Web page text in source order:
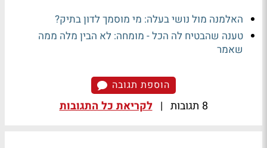
האלמנה מול נושי בעלה: מי מוסמך לדון בתיק?
טענה שהבטיח לה הכל - מומחה: לא הבין מלה ממה
שאמר
הוספת תגובה
8 תגובות | לקריאת כל התגובות